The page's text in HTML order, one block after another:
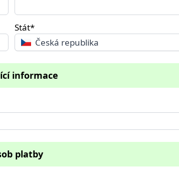
Stát*
Česká republika
informace
platby